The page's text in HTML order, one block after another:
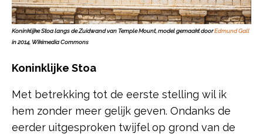
Koninklijke Stoa langs de Zuidwand van Temple Mount, model gemaakt doorEdmund Gall
in 2014, Wikimedia Commons
Koninklijke Stoa
Met betrekking tot de eerste stelling wil ik
hem zonder meer gelijk geven. Ondanks de
eerder uitgesproken twijfel op grond van de